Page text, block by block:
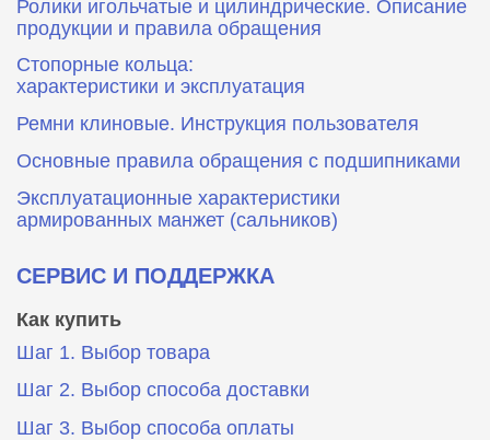
Ролики игольчатые и цилиндрические. Описание
продукции и правила обращения
Стопорные кольца:
характеристики и эксплуатация
Ремни клиновые. Инструкция пользователя
Основные правила обращения с подшипниками
Эксплуатационные характеристики
армированных манжет (сальников)
СЕРВИС И ПОДДЕРЖКА
Как купить
Шаг 1. Выбор товара
Шаг 2. Выбор способа доставки
Шаг 3. Выбор способа оплаты